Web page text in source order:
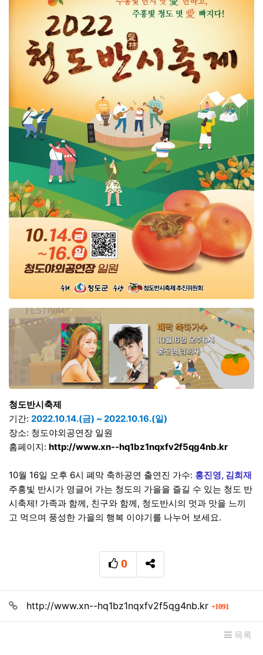
청도반시축제
기간: 2022.10.14.(금) ~ 2022.10.16.(일)
장소: 청도야외공연장 일원
홈페이지: http://www.xn--hq1bz1nqxfv2f5qg4nb.kr
10월 16일 오후 6시 폐막 축하공연 출연진 가수: 홍진영, 김희재
주홍빛 반시가 영글어 가는 청도의 가을을 즐길 수 있는 청도 반
시축제! 가족과 함께, 친구와 함께, 청도반시의 멋과 맛을 느끼
고 먹으며 풍성한 가을의 행복 이야기를 나누어 보세요.
0
추천
SNS 공유
관련자료http://www.xn--hq1bz1nqxfv2f5qg4nb.kr 1091
목록